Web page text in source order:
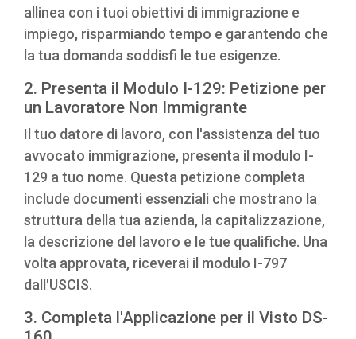
allinea con i tuoi obiettivi di immigrazione e
impiego, risparmiando tempo e garantendo che
la tua domanda soddisfi le tue esigenze.
2. Presenta il Modulo I-129: Petizione per
un Lavoratore Non Immigrante
Il tuo datore di lavoro, con l'assistenza del tuo
avvocato immigrazione, presenta il modulo I-
129 a tuo nome. Questa petizione completa
include documenti essenziali che mostrano la
struttura della tua azienda, la capitalizzazione,
la descrizione del lavoro e le tue qualifiche. Una
volta approvata, riceverai il modulo I-797
dall'USCIS.
3. Completa l'Applicazione per il Visto DS-